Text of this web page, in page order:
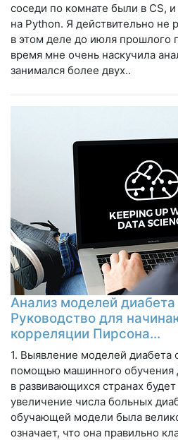
соседи по комнате были в CS,
на Python. Я действительно не
в этом деле до июля прошлого
время мне очень наскучила
занимался более двух..
Анализ моделей
Руководство для
корреляции Пирсона…
1. Выявление моделей диабета
помощью машинного обучения
в развивающихся странах
увеличение числа больных
обучающей модели была
означает, что она правильно